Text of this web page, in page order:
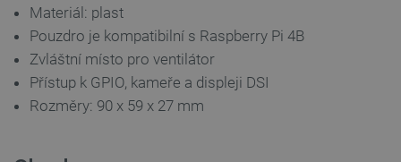
Materiál: plast
Pouzdro je kompatibilní s Raspberry Pi 4B
Zvláštní místo pro ventilátor
Přístup k GPIO, kameře a displeji DSI
Rozměry: 90 x 59 x 27 mm
udid